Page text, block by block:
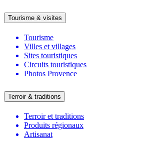
Tourisme & visites
Tourisme
Villes et villages
Sites touristiques
Circuits touristiques
Photos Provence
Terroir & traditions
Terroir et traditions
Produits régionaux
Artisanat